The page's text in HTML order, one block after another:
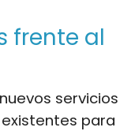
frente al
servicios
para